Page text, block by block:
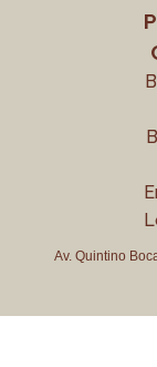
Av. Quintino